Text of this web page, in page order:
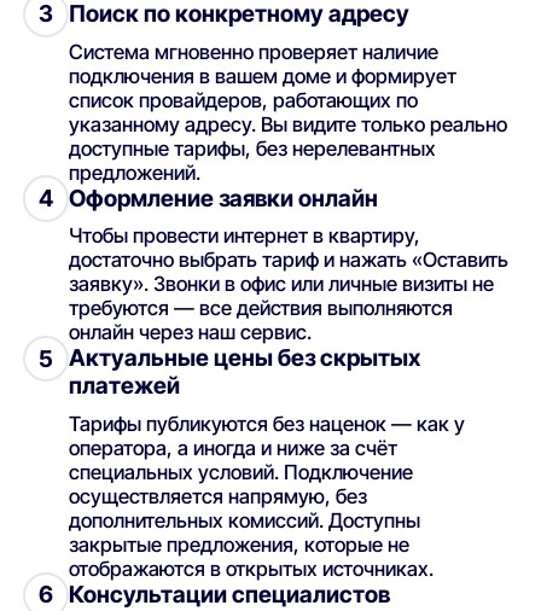
3 Поиск по конкретному адресу
Система мгновенно проверяет наличие
подключения в вашем доме и формирует
список провайдеров, работающих по
указанному адресу. Вы видите только реально
доступные тарифы, без нерелевантных
предложений.
4 Оформление заявки онлайн
Чтобы провести интернет в квартиру,
достаточно выбрать тариф и нажать «Оставить
заявку». Звонки в офис или личные визиты не
требуются — все действия выполняются
онлайн через наш сервис.
5
Актуальные цены без скрытых
платежей
Тарифы публикуются без наценок — как у
оператора, а иногда и ниже за счёт
специальных условий. Подключение
осуществляется напрямую, без
дополнительных комиссий. Доступны
закрытые предложения, которые не
отображаются в открытых источниках.
6 Консультации специалистов